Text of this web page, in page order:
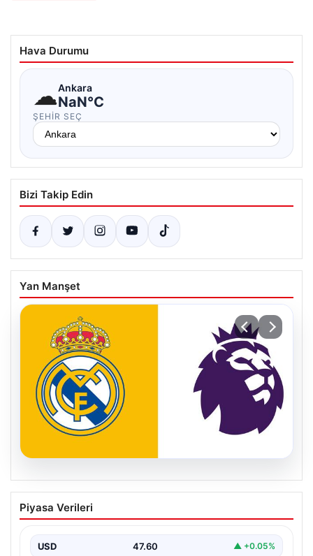
Hava Durumu
☁Ankara
NaN°C
ŞEHIR SEÇ
Bizi Takip Edin
Yan Manşet
Fulham, Madrid’den İki Yetenekli
Futbolcu ile Güçleniyor
döneminde önemli bir hamle yaparak İspanya’nın
Piyasa Verileri
USD 47.60 ▲ +0.05%